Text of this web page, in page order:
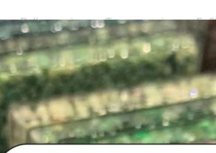
Balkonsanierung, Treppensanierung,
Terrassensanierung,
und ✓Fußbodenbeschichtung in